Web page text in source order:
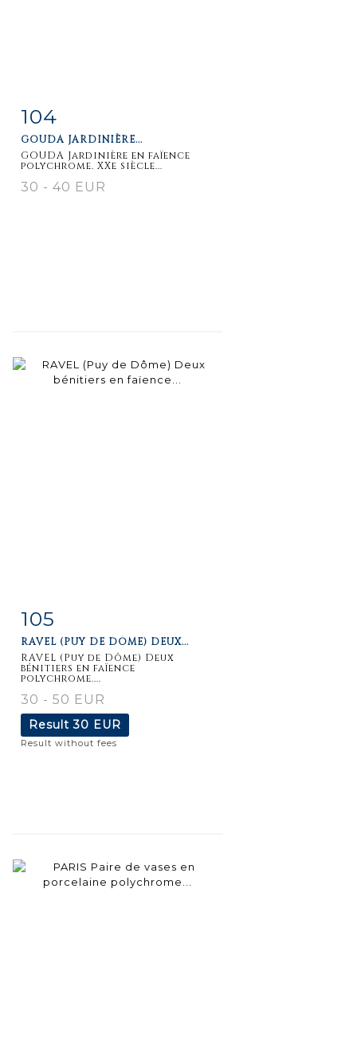
Item detail
104
GOUDA JARDINIÈRE...
GOUDA Jardinière en faïence
polychrome. XXe siècle...
30 - 40 EUR
Item detail
105
RAVEL (PUY DE DÔME) DEUX...
RAVEL (Puy de Dôme) Deux
bénitiers en faïence
polychrome....
30 - 50 EUR
Result30 EUR
Result without fees